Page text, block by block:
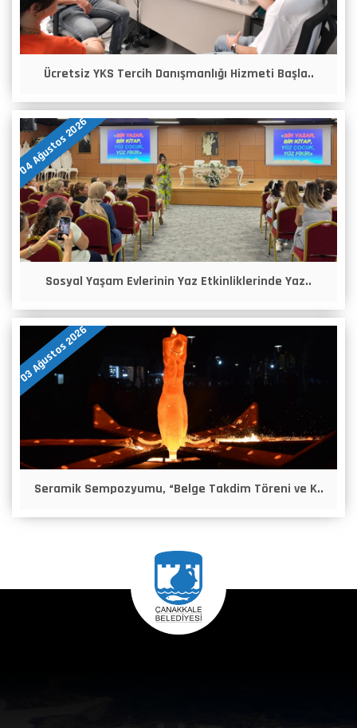
Ücretsiz YKS Tercih Danışmanlığı Hizmeti Başla..
04 Ağustos 2026
Sosyal Yaşam Evlerinin Yaz Etkinliklerinde Yaz..
03 Ağustos 2026
Seramik Sempozyumu, “Belge Takdim Töreni ve K..